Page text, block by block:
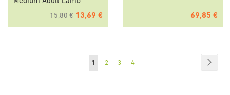
15,80 € 13,69 € 69,85 €
Page
Vous
1 Page
2 Page
3 Page
4